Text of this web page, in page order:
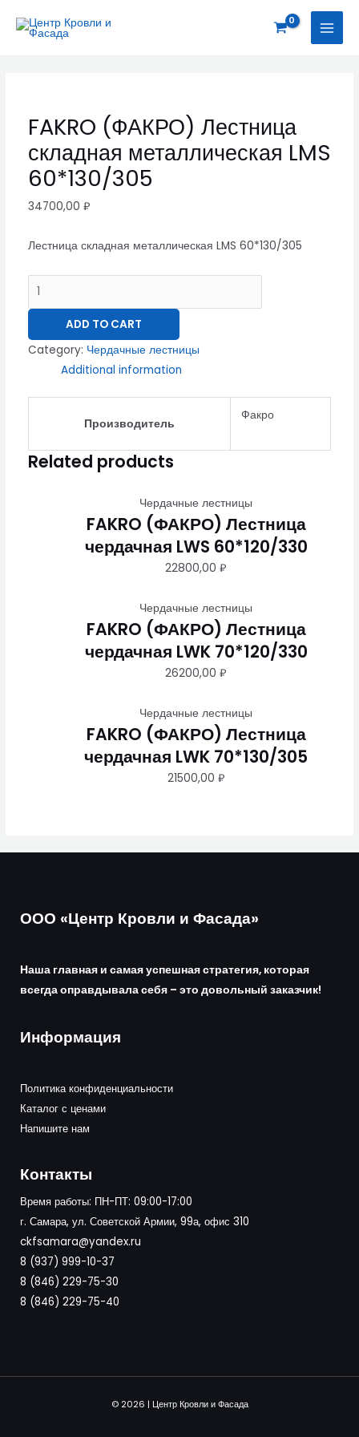
FAKRO (ФАКРО) Лестница
складная металлическая LMS
60*130/305
34700,00 ₽
Лестница складная металлическая LMS 60*130/305
(ФАКРО)
60*130/305
quantity
ADD TO CART
Category: Чердачные лестницы
Additional information
Производитель
Факро
Related products
Чердачные лестницы
FAKRO (ФАКРО) Лестница
чердачная LWS 60*120/330
22800,00₽
Чердачные лестницы
FAKRO (ФАКРО) Лестница
чердачная LWK 70*120/330
26200,00₽
Чердачные лестницы
FAKRO (ФАКРО) Лестница
чердачная LWK 70*130/305
21500,00 ₽
ООО «Центр Кровли и Фасада»
Наша главная и самая успешная стратегия, которая
всегда оправдывала себя – это довольный заказчик!
Информация
Политика конфиденциальности
Каталог с ценами
Напишите нам
Контакты
Время работы: ПН-ПТ: 09:00-17:00
г. Самара, ул. Советской Армии, 99а, офис 310
ckfsamara@yandex.ru
8 (937) 999-10-37
8 (846) 229-75-30
8 (846) 229-75-40
© 2026 | Центр Кровли и Фасада